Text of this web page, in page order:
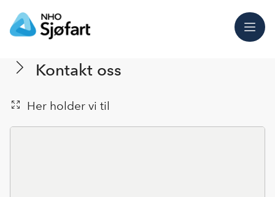
Meny
Kontakt oss
Her holder vi til